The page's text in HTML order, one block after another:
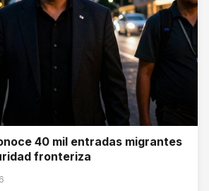
40 mil entradas migrantes
fronteriza